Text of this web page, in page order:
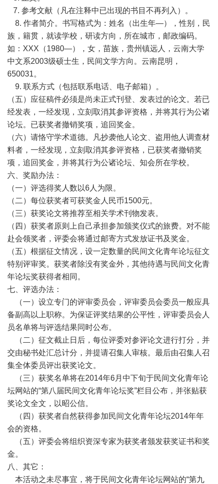
7. 参考文献（凡在注释中已出现的书目不再列入）。
8. 作者简介。书写格式为：姓名（出生年—），性别，民
族，籍贯，就读学校，研读方向，所在城市，邮政编码。
如：XXX（1980—），女，苗族，贵州镇远人，云南大学
中文系2003级硕士生，民间文学方向。云南昆明，
650031。
9. 联系方式（包括联系电话、电子邮箱）。
（五）应征稿件必须是尚未正式刊登、发表过的论文。若已
经发表，一经发现，立刻取消其参评资格，并将其行为公诸
论坛。已获奖者撤销奖项，追回奖金。
（六）请恪守学术道德。凡抄袭他人论文、盗用他人调查材
料者，一经发现，立刻取消其参评资格，已获奖者撤销奖
项，追回奖金，并将其行为公诸论坛、知会所在学校。
六、奖励办法：
（一）评选得奖人数以6人为限。
（二）每位获奖者可获奖金人民币1500元。
（三）获奖论文将推荐至相关学术刊物发表。
（四）获奖者原则上自己承担参加颁奖仪式的旅费。对不能
赴会领奖者，评委会将通过邮寄方式发放证书及奖金。
（五）根据征文情况，设一定数量的民间文化青年论坛征文
特别评审奖。获奖者除没有奖金外，其他待遇与民间文化青
年论坛奖获得者相同。
七、评选办法：
（一）设立专门的评审委员会，评审委员会委员一般应具
备副高以上职称。为保证评奖结果的公平性，评审委员会人
员名单将与评选结果同时公布。
（二）征文截止日后，每位评委对参评论文进行打分，并
交由秘书处汇总计分，并提请召集人审核。最后由召集人召
集全体委员评出获奖论文。
（三）获奖名单将在2014年6月中下旬于民间文化青年论
坛网站的“第八届民间文化青年论坛奖”栏目公布，并张贴获
奖论文全文，以昭公信。
（四）获奖者自然获得参加民间文化青年论坛2014年年
会的资格。
（五）评委会将组织资深专家为获奖者颁发获奖证书和奖
金。
八、其它：
本活动之未尽事宜，将于民间文化青年论坛网站的“第九